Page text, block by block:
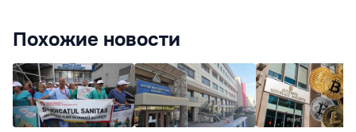
Похожие новости